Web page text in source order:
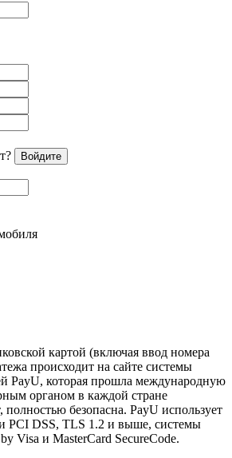
Войдите
картой (включая ввод номера
происходит на сайте системы
PayU, которая прошла международную
органом в каждой стране
полностью безопасна. PayU использует
PCI DSS, TLS 1.2 и выше, системы
Visa и MasterCard SecureCode.